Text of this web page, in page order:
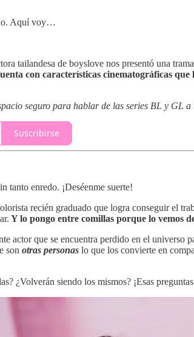
Aquí voy…
tailandesa de boyslove nos presentó una
con características cinematográficas
seguro para hablar de las series BL y GL
Suscribirse
tanto enredo. ¡Deséenme suerte!
recién graduado que logra conseguir el
Y lo pongo entre comillas porque lo vemos
actor que se encuentra perdido en el
son otras personas lo que los convierte en
¿Volverán siendo los mismos? ¡Esas